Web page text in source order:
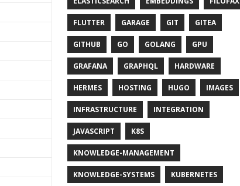
FLUTTER GARAGE GIT GITEA
GITHUB GO GOLANG GPU
GRAFANA GRAPHQL HARDWARE
HERMES HOSTING HUGO IMAGES
INFRASTRUCTURE INTEGRATION
JAVASCRIPT K8S
KNOWLEDGE-MANAGEMENT
KNOWLEDGE-SYSTEMS KUBERNETES